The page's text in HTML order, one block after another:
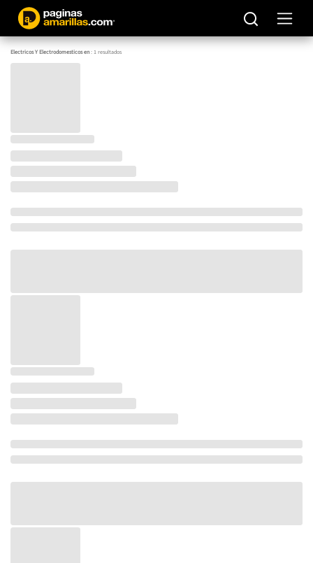
Electricos Y Electrodomesticos en:1resultados